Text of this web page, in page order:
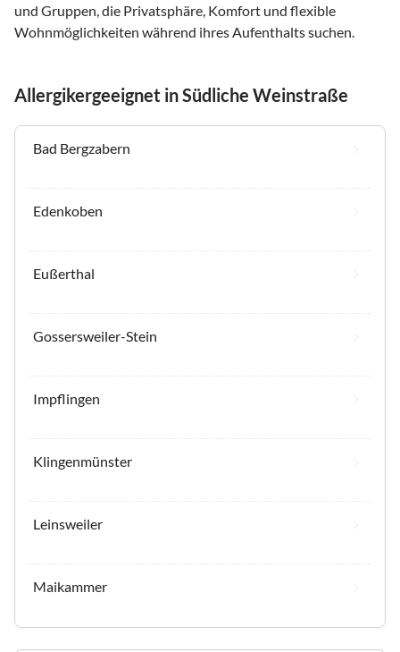
und Gruppen, die Privatsphäre, Komfort und flexible
Wohnmöglichkeiten während ihres Aufenthalts suchen.
Allergikergeeignet in Südliche Weinstraße
Bad Bergzabern
Edenkoben
Eußerthal
Gossersweiler-Stein
Impflingen
Klingenmünster
Leinsweiler
Maikammer